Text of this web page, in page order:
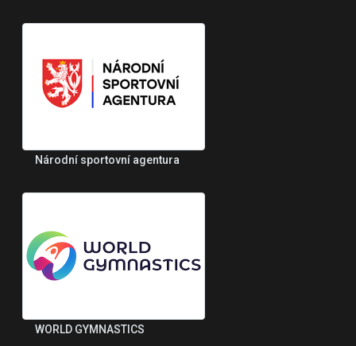
Národní sportovní agentura
WORLD GYMNASTICS